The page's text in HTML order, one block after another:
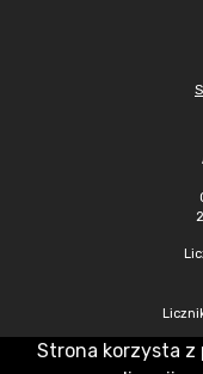
Strona korzysta z